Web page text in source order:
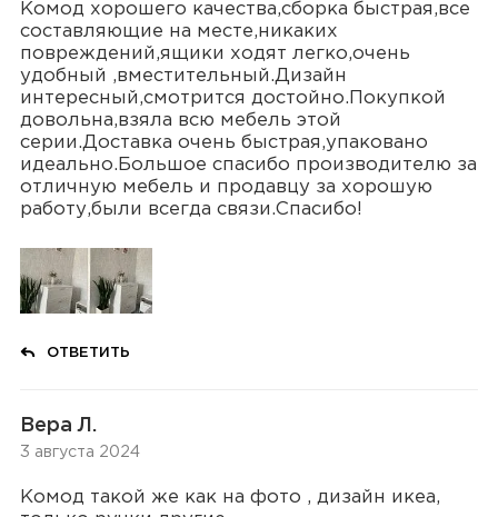
Комод хорошего качества,сборка быстрая,все
составляющие на месте,никаких
повреждений,ящики ходят легко,очень
удобный ,вместительный.Дизайн
интересный,смотрится достойно.Покупкой
довольна,взяла всю мебель этой
серии.Доставка очень быстрая,упаковано
идеально.Большое спасибо производителю за
отличную мебель и продавцу за хорошую
работу,были всегда связи.Спасибо!
ОТВЕТИТЬ
Вера Л.
3 августа 2024
Комод такой же как на фото , дизайн икеа,